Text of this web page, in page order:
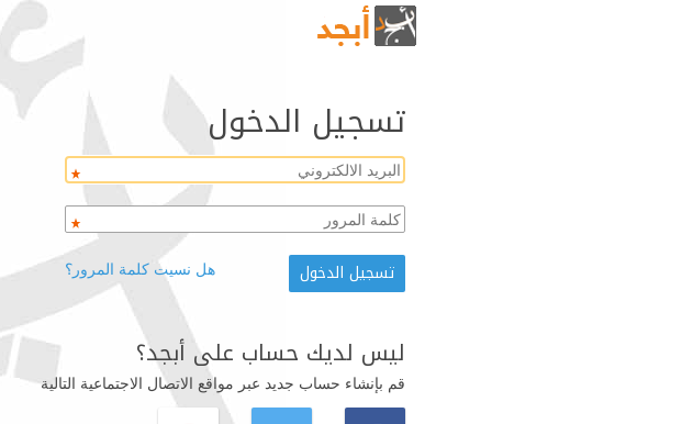
تسجيل الدخول
هل نسيت كلمة المرور؟
ليس لديك حساب على أبجد؟
قم بإنشاء حساب جديد عبر مواقع الاتصال الاجتماعية التالية